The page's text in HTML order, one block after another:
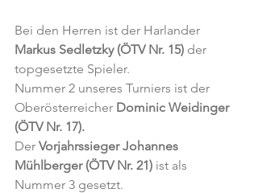
Bei den Herren ist der Harlander
Markus Sedletzky (ÖTV Nr. 15) der
topgesetzte Spieler.
Nummer 2 unseres Turniers ist der
Oberösterreicher Dominic Weidinger
(ÖTV Nr. 17).
Der Vorjahrssieger Johannes
Mühlberger (ÖTV Nr. 21) ist als
Nummer 3 gesetzt.